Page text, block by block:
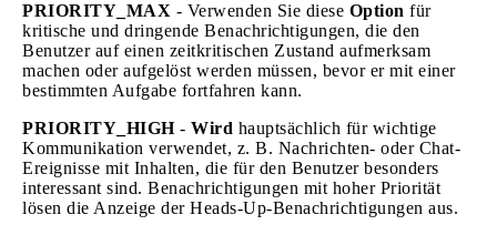
PRIORITY_MAX - Verwenden Sie diese Option für
kritische und dringende Benachrichtigungen, die den
Benutzer auf einen zeitkritischen Zustand aufmerksam
machen oder aufgelöst werden müssen, bevor er mit einer
bestimmten Aufgabe fortfahren kann.
PRIORITY_HIGH- Wird hauptsächlich für wichtige
Kommunikation verwendet, z. B. Nachrichten- oder Chat-
Ereignisse mit Inhalten, die für den Benutzer besonders
interessant sind. Benachrichtigungen mit hoher Priorität
lösen die Anzeige der Heads-Up-Benachrichtigungen aus.